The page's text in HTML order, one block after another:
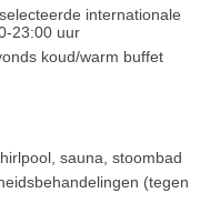
internationale
23:00 uur
koud/warm buffet
sauna, stoombad
(tegen